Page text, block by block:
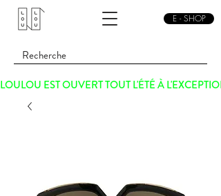
E - SHOP
LOULOU EST OUVERT TOUT L'ÉTÉ À